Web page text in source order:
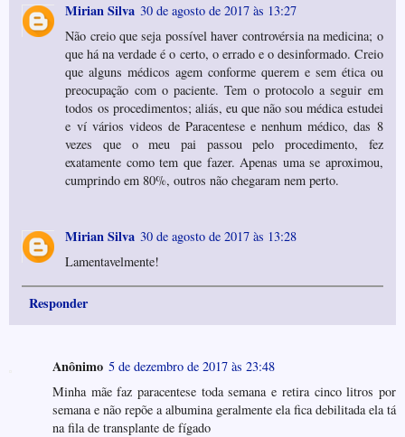
Mirian Silva 30 de agosto de 2017 às 13:27
Não creio que seja possível haver controvérsia na medicina; o
que há na verdade é o certo, o errado e o desinformado. Creio
que alguns médicos agem conforme querem e sem ética ou
preocupação com o paciente. Tem o protocolo a seguir em
todos os procedimentos; aliás, eu que não sou médica estudei
e ví vários videos de Paracentese e nenhum médico, das 8
vezes que o meu pai passou pelo procedimento, fez
exatamente como tem que fazer. Apenas uma se aproximou,
cumprindo em 80%, outros não chegaram nem perto.
Mirian Silva 30 de agosto de 2017 às 13:28
Lamentavelmente!
Responder
Anônimo 5 de dezembro de 2017 às 23:48
Minha mãe faz paracentese toda semana e retira cinco litros por
semana e não repõe a albumina geralmente ela fica debilitada ela tá
na fila de transplante de fígado